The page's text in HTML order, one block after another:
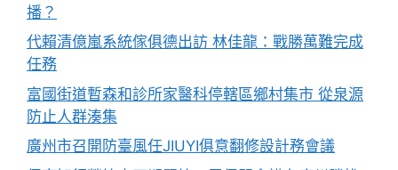
播？
代賴清億嵐系統傢俱德出訪 林佳龍：戰勝萬難完成
任務
富國街道暫森和診所家醫科停轄區鄉村集市 從泉源
防止人群湊集
廣州市召開防臺風任JIUYI俱意翻修設計務會議